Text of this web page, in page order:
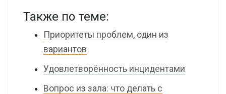
Также по теме:
Приоритеты проблем, один из
вариантов
Удовлетворённость инцидентами
Вопрос из зала: что делать с